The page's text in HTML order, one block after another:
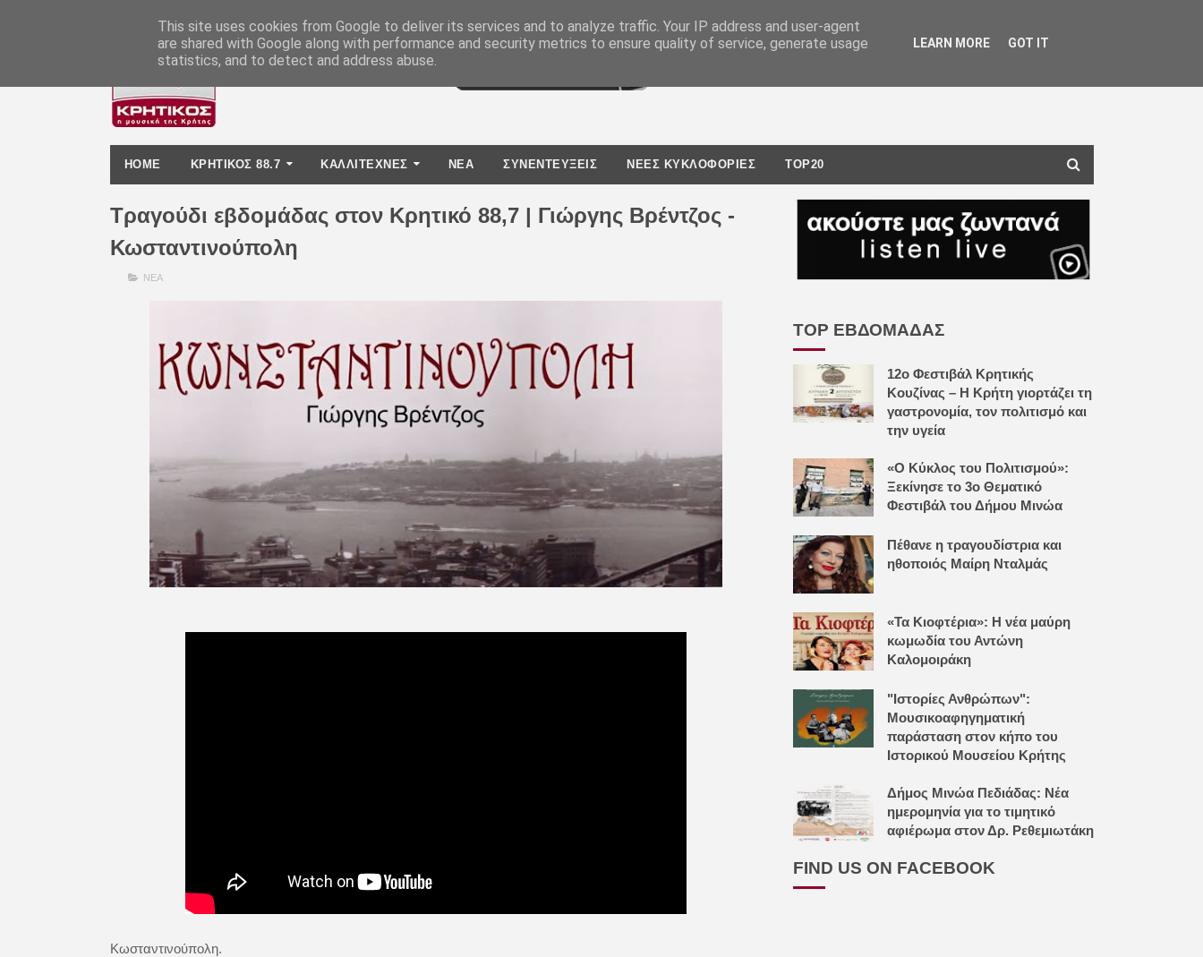
HOME ΚΡΗΤΙΚΟΣ 88.7 ΚΑΛΛΙΤΕΧΝΕΣ ΝΕΑ ΣΥΝΕΝΤΕΥΞΕΙΣ ΝΕΕΣ ΚΥΚΛΟΦΟΡΙΕΣ TOP20
Τραγούδι εβδομάδας στον Κρητικό 88,7 | Γιώργης Βρέντζος -
Κωσταντινούπολη
ΝΕΑ
Κωσταντινούπολη.
TOP ΕΒΔΟΜΑΔΑΣ
12ο Φεστιβάλ Κρητικής
Κουζίνας – Η Κρήτη γιορτάζει τη
γαστρονομία, τον πολιτισμό και
την υγεία
«Ο Κύκλος του Πολιτισμού»:
Ξεκίνησε το 3ο Θεματικό
Φεστιβάλ του Δήμου Μινώα
Πέθανε η τραγουδίστρια και
ηθοποιός Μαίρη Νταλμάς
«Τα Κιοφτέρια»: Η νέα μαύρη
κωμωδία του Αντώνη
Καλομοιράκη
"Ιστορίες Ανθρώπων":
Μουσικοαφηγηματική
παράσταση στον κήπο του
Ιστορικού Μουσείου Κρήτης
Δήμος Μινώα Πεδιάδας: Νέα
ημερομηνία για το τιμητικό
αφιέρωμα στον Δρ. Ρεθεμιωτάκη
FIND US ON FACEBOOK
This site uses cookies from Google to deliver its services and to analyze traffic. Your IP address and user-agent
are shared with Google along with performance and security metrics to ensure quality of service, generate usage
statistics, and to detect and address abuse.
LEARN MORE GOT IT